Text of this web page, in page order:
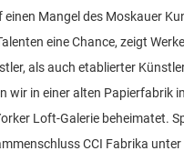
Mangel des Moskauer
eine Chance, zeigt
als auch etablierter
wir in einer alten Papierfabrik
Loft-Galerie beheimatet.
CCI Fabrika